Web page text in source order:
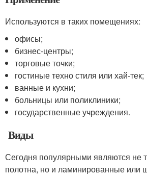
Используются в таких помещениях:
офисы;
бизнес-центры;
торговые точки;
гостиные техно стиля или хай-тек;
ванные и кухни;
больницы или поликлиники;
государственные учреждения.
Виды
Сегодня популярными являются не
полотна, но и ламинированные или